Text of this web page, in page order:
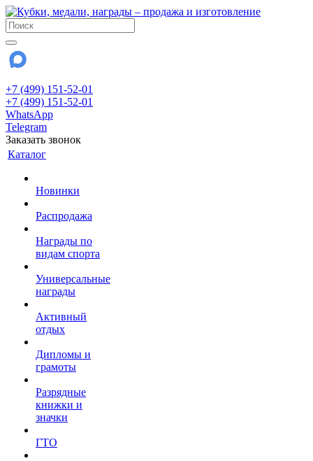
+7 (499) 151-52-01
+7 (499) 151-52-01
WhatsApp
Telegram
Заказать звонок
Каталог
Новинки
Распродажа
Награды по
видам спорта
Универсальные
награды
Активный
отдых
Дипломы и
грамоты
Разрядные
книжки и
значки
ГТО